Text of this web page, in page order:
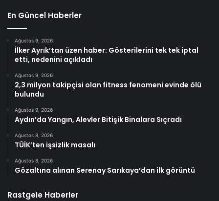
En Güncel Haberler
Ağustos 9, 2026
İlker Ayrık’tan üzen haber: Gösterilerini tek tek iptal
etti, nedenini açıkladı
Ağustos 9, 2026
2,3 milyon takipçisi olan fitness fenomeni evinde ölü
bulundu
Ağustos 9, 2026
Aydın’da Yangın, Alevler Bitişik Binalara Sıçradı
Ağustos 8, 2026
TÜİK’ten işsizlik masalı
Ağustos 8, 2026
Gözaltına alınan Serenay Sarıkaya’dan ilk görüntü
Rastgele Haberler